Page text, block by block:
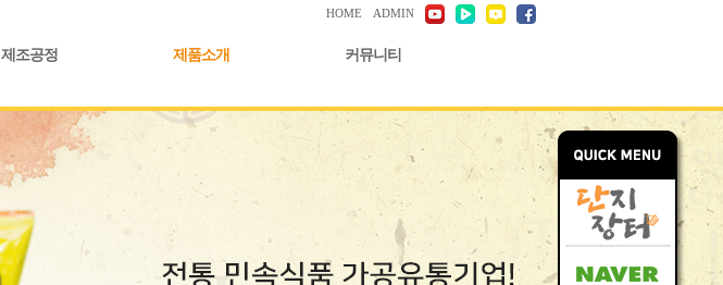
HOME ADMIN
제조공정 제품소개 커뮤니티